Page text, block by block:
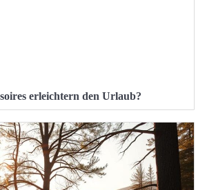
erleichtern den Urlaub?